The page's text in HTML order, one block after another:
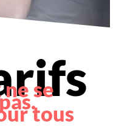
se
tous